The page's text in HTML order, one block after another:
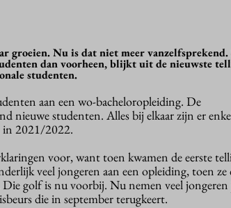
groeien. Nu is dat niet meer vanzelfsprekend.
dan voorheen, blijkt uit de nieuwste
studenten.
aan een wo-bacheloropleiding. De
nieuwe studenten. Alles bij elkaar zijn er
in 2021/2022.
voor, want toen kwamen de eerste
veel jongeren aan een opleiding, toen ze
golf is nu voorbij. Nu nemen veel jongeren
die in september terugkeert.